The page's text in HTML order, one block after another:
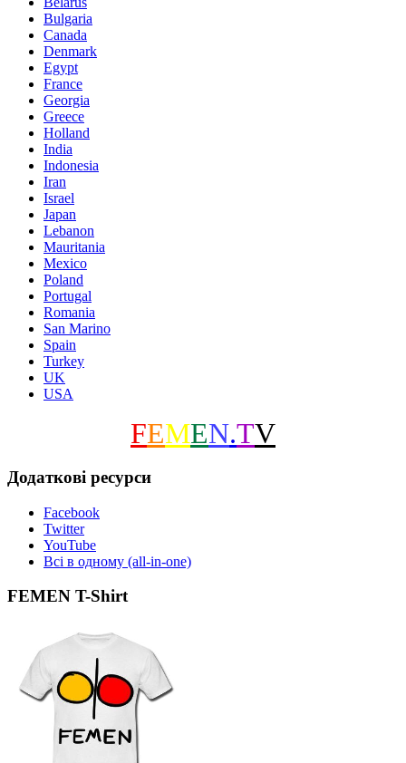
Bulgaria
Canada
Denmark
Egypt
France
Georgia
Greece
Holland
India
Indonesia
Iran
Israel
Japan
Lebanon
Mauritania
Mexico
Poland
Portugal
Romania
San Marino
Spain
Turkey
UK
USA
FEMEN.TV
Додаткові ресурси
Facebook
Twitter
YouTube
Всі в одному (all-in-one)
FEMEN T-Shirt